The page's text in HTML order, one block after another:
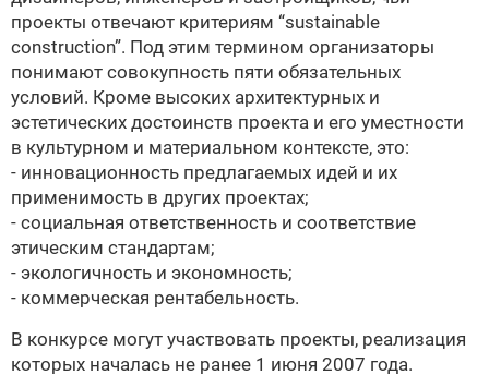
проекты отвечают критериям “sustainable
construction”. Под этим термином организаторы
понимают совокупность пяти обязательных
условий. Кроме высоких архитектурных и
эстетических достоинств проекта и его уместности
в культурном и материальном контексте, это:
- инновационность предлагаемых идей и их
применимость в других проектах;
- социальная ответственность и соответствие
этическим стандартам;
- экологичность и экономность;
- коммерческая рентабельность.
В конкурсе могут участвовать проекты, реализация
которых началась не ранее 1 июня 2007 года.